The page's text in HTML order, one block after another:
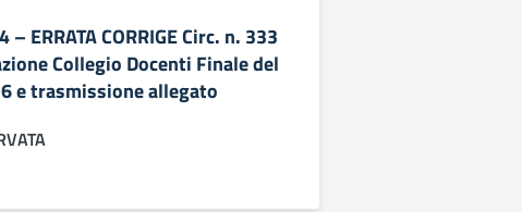
– ERRATA CORRIGE Circ. n. 333
Collegio Docenti Finale del
e trasmissione allegato